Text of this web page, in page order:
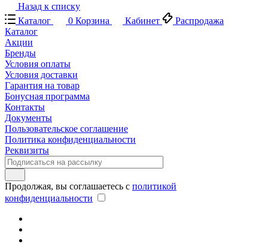
Назад к списку
Каталог
0 Корзина Кабинет
Распродажа
Каталог
Акции
Бренды
Условия оплаты
Условия доставки
Гарантия на товар
Бонусная программа
Контакты
Документы
Пользовательское соглашение
Политика конфиденциальности
Реквизиты
Продолжая, вы соглашаетесь с политикой
конфиденциальности